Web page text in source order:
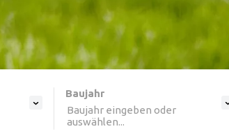
open the menu,Baujahr
Baujahr eingeben oder
auswählen...